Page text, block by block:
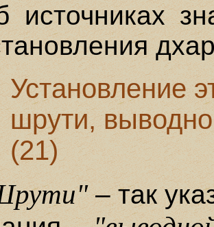
источниках
Установление
шрути,
(21)
– так